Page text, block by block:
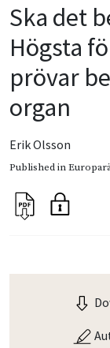
Ska det
Högsta
prövar
organ
Erik Olsson
Published in